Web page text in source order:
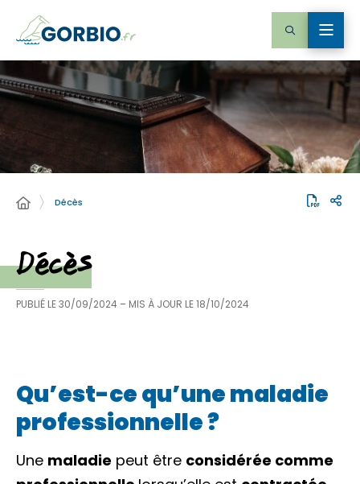
Décès
Décès
PUBLIÉ LE30/09/2024 – MIS À JOUR LE18/10/2024
Qu’est-ce qu’une maladie
professionnelle ?
Une maladie peut être considérée comme